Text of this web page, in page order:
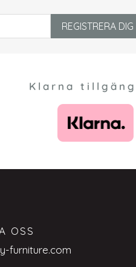
REGISTRERA DIG
Klarna
OSS
furniture.com